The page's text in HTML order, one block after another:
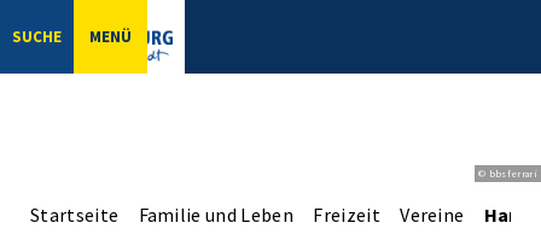
SUCHE MENÜ
© bbsferrari
Startseite Familie und Leben Freizeit Vereine